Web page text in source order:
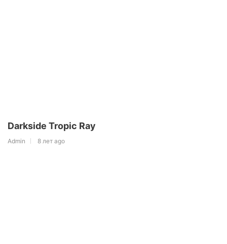
Darkside Tropic Ray
Admin 8 лет ago